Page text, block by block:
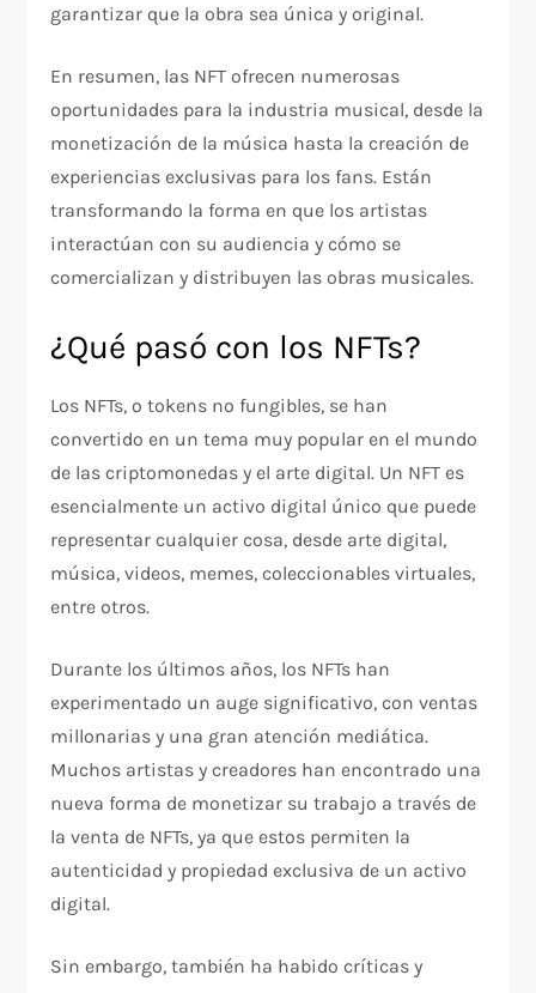
garantizar que la obra sea única y original.
En resumen, las NFT ofrecen numerosas
oportunidades para la industria musical, desde la
monetización de la música hasta la creación de
experiencias exclusivas para los fans. Están
transformando la forma en que los artistas
interactúan con su audiencia y cómo se
comercializan y distribuyen las obras musicales.
¿Qué pasó con los NFTs?
Los NFTs, o tokens no fungibles, se han
convertido en un tema muy popular en el mundo
de las criptomonedas y el arte digital. Un NFT es
esencialmente un activo digital único que puede
representar cualquier cosa, desde arte digital,
música, videos, memes, coleccionables virtuales,
entre otros.
Durante los últimos años, los NFTs han
experimentado un auge significativo, con ventas
millonarias y una gran atención mediática.
Muchos artistas y creadores han encontrado una
nueva forma de monetizar su trabajo a través de
la venta de NFTs, ya que estos permiten la
autenticidad y propiedad exclusiva de un activo
digital.
Sin embargo, también ha habido críticas y